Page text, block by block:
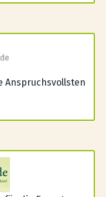
Anspruchsvollsten